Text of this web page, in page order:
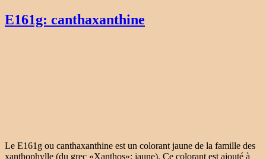
E161g: canthaxanthine
Le E161g ou canthaxanthine est un colorant jaune de la famille des
xanthophylle (du grec «Xanthos»: jaune). Ce colorant est ajouté à